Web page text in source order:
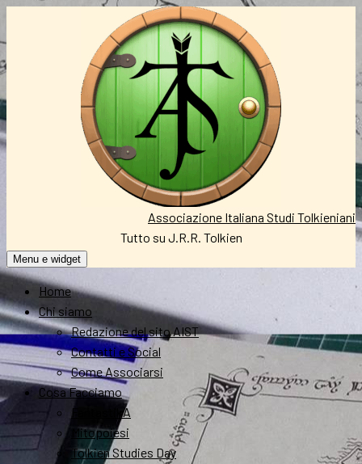
Associazione Italiana Studi Tolkieniani
Tutto su J.R.R. Tolkien
Menu e widget
Home
Chi siamo
Redazione del sito AIST
Contatti e Social
Come Associarsi
Cosa Facciamo
FantastikA
Mitopoiesi
Tolkien Studies Day